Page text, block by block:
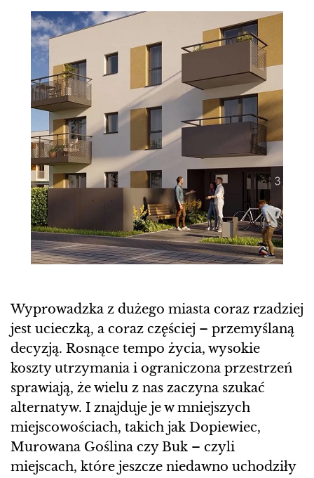
Wyprowadzka z dużego miasta coraz rzadziej
jest ucieczką, a coraz częściej – przemyślaną
decyzją. Rosnące tempo życia, wysokie
koszty utrzymania i ograniczona przestrzeń
sprawiają, że wielu z nas zaczyna szukać
alternatyw. I znajduje je w mniejszych
miejscowościach, takich jak Dopiewiec,
Murowana Goślina czy Buk – czyli
miejscach, które jeszcze niedawno uchodziły